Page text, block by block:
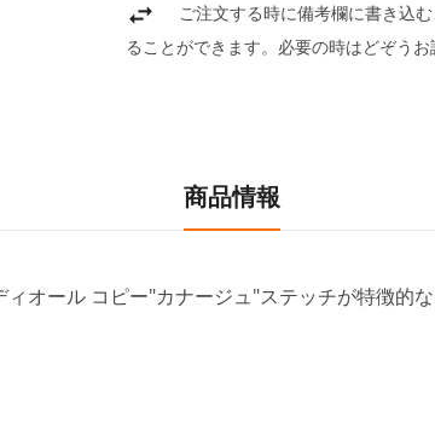
ご注文する時に備考欄に書き込
ることができます。必要の時はどぞうお
商品情報
オール コピー"カナージュ"ステッチが特徴的